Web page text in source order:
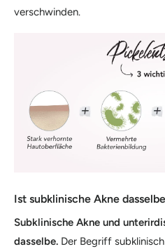
verschwinden.
Ist subklinische Akne
Subklinische Akne und
dasselbe. Der Begriff